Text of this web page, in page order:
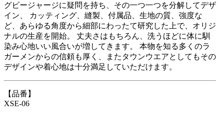
グビージャージに疑問を持ち、その一つ一つを分解してデザ
イン、 カッティング、縫製、付属品、生地の質、強度な
ど、あらゆる角度から細部にわったて研究した上で、オリジ
ナルの生産を開始。 丈夫さはもちろん、洗うほどに体に馴
染み心地いい風合いが増してきます。 本物を知る多くのラ
ガーメンからの信頼も厚く、またタウンウエアとしてもその
デザインや着心地は十分満足していただけます。
【品番】
XSE-06